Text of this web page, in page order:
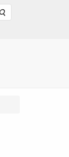
Zoeken